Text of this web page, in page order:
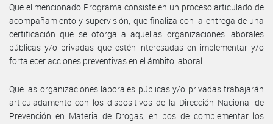
Que el mencionado Programa consiste en un proceso articulado de
acompañamiento y supervisión, que finaliza con la entrega de una
certificación que se otorga a aquellas organizaciones laborales
públicas y/o privadas que estén interesadas en implementar y/o
fortalecer acciones preventivas en el ámbito laboral.
Que las organizaciones laborales públicas y/o privadas trabajarán
articuladamente con los dispositivos de la Dirección Nacional de
Prevención en Materia de Drogas, en pos de complementar los